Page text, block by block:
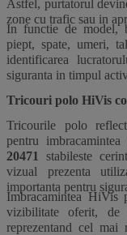
Astfel, purtatorul
zone cu trafic sau in
In functie de model,
piept, spate, umeri,
identificarea
siguranta in timpul
Tricouri polo HiVis
Tricourile polo
pentru
20471
stabileste
vizual prezenta
importanta pentru
Imbracamintea
vizibilitate oferit,
reprezentand cel